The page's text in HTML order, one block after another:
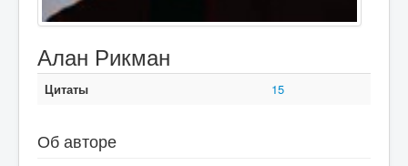
Алан Рикман
Цитаты 15
Об авторе